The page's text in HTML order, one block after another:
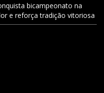
bicampeonato na
e reforça tradição vitoriosa